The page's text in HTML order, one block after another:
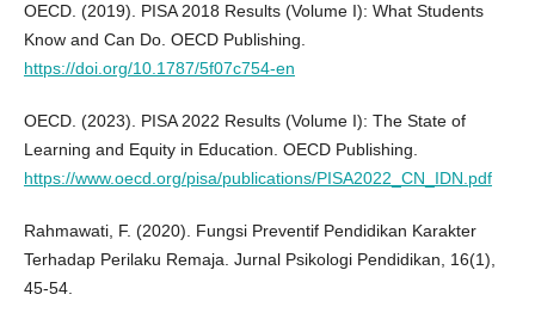
OECD. (2019). PISA 2018 Results (Volume I): What Students
Know and Can Do. OECD Publishing.
https://doi.org/10.1787/5f07c754-en
OECD. (2023). PISA 2022 Results (Volume I): The State of
Learning and Equity in Education. OECD Publishing.
https://www.oecd.org/pisa/publications/PISA2022_CN_IDN.pdf
Rahmawati, F. (2020). Fungsi Preventif Pendidikan Karakter
Terhadap Perilaku Remaja. Jurnal Psikologi Pendidikan, 16(1),
45-54.